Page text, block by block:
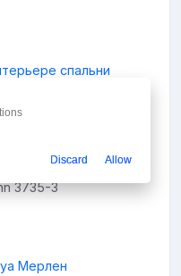
3735-3
Discard Allow